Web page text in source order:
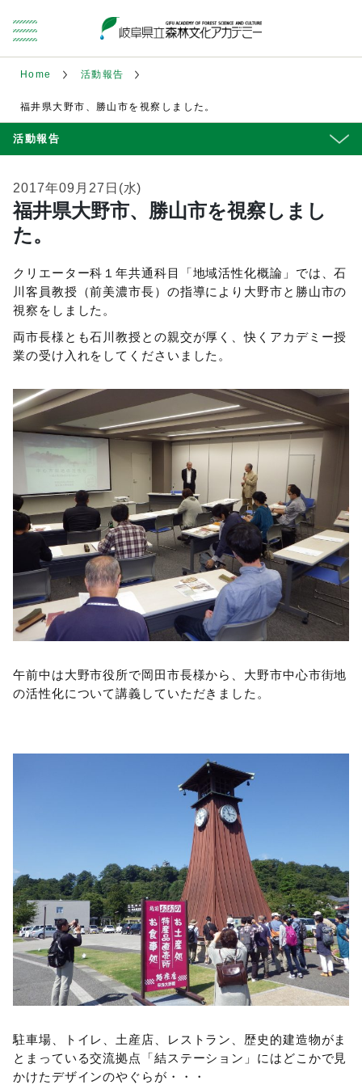
Home 活動報告
福井県大野市、勝山市を視察しました。
活動報告
2017年09月27日(水)
福井県大野市、勝山市を視察しまし
た。
クリエーター科１年共通科目「地域活性化概論」では、石
川客員教授（前美濃市長）の指導により大野市と勝山市の
視察をしました。
両市長様とも石川教授との親交が厚く、快くアカデミー授
業の受け入れをしてくださいました。
午前中は大野市役所で岡田市長様から、大野市中心市街地
の活性化について講義していただきました。
駐車場、トイレ、土産店、レストラン、歴史的建造物がま
とまっている交流拠点「結ステーション」にはどこかで見
かけたデザインのやぐらが・・・